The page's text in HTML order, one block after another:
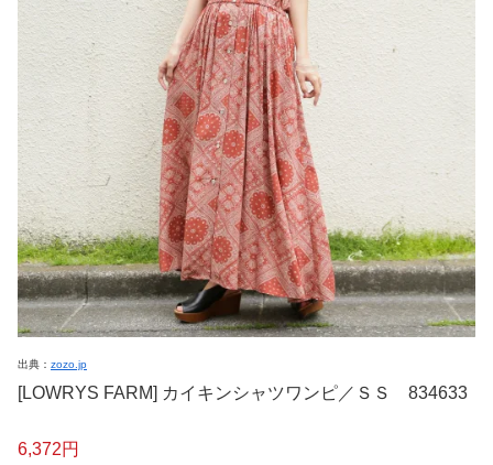
出典： zozo.jp
[LOWRYS FARM] カイキンシャツワンピ／ＳＳ 834633
6,372円